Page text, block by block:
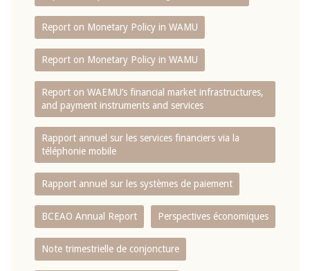
Report on Monetary Policy in WAMU
Report on Monetary Policy in WAMU
Report on WAEMU’s financial market infrastructures,
and payment instruments and services
Rapport annuel sur les services financiers via la
téléphonie mobile
Rapport annuel sur les systèmes de paiement
BCEAO Annual Report Perspectives économiques
Note trimestrielle de conjoncture